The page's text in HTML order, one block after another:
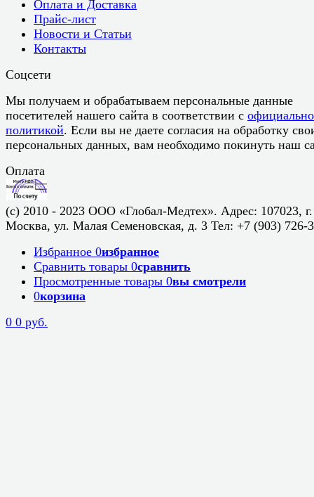
Оплата и Доставка
Прайс-лист
Новости и Статьи
Контакты
Соцсети
Мы получаем и обрабатываем персональные данные
посетителей нашего сайта в соответствии с
политикой. Если вы не даете согласия на обработку
персональных данных, вам необходимо покинуть наш
Оплата
(c) 2010 - 2023 ООО «Глобал-Медтех». Адрес: 107023, г.
Москва, ул. Малая Семеновская, д. 3 Тел: +7 (903) 726-
Избранное 0избранное
Сравнить товары 0сравнить
Просмотренные товары 0вы смотрели
0корзина
0 0 руб.